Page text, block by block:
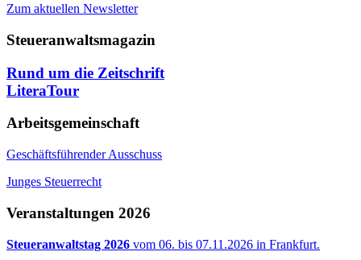
Zum aktuellen Newsletter
Steueranwaltsmagazin
Rund um die Zeitschrift
LiteraTour
Arbeitsgemeinschaft
Geschäftsführender Ausschuss
Junges Steuerrecht
Veranstaltungen 2026
Steueranwaltstag 2026 vom 06. bis 07.11.2026 in Frankfurt.